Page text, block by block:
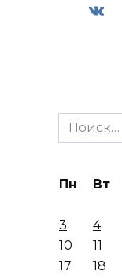
Search
for:
Пн Вт
3
4
10
11
17
18